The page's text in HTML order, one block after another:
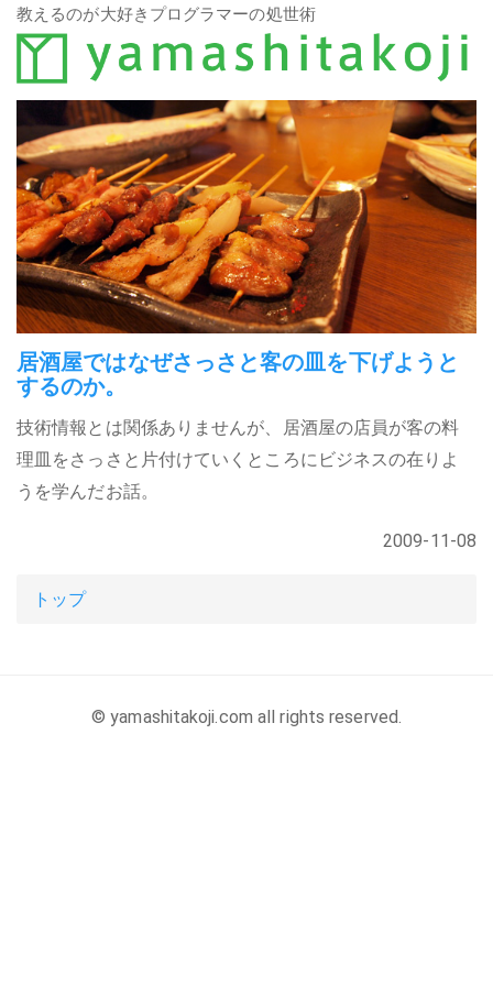
教えるのが大好きプログラマーの処世術
居酒屋ではなぜさっさと客の皿を下げようと
するのか。
技術情報とは関係ありませんが、居酒屋の店員が客の料
理皿をさっさと片付けていくところにビジネスの在りよ
うを学んだお話。
2009-11-08
トップ
© yamashitakoji.com all rights reserved.